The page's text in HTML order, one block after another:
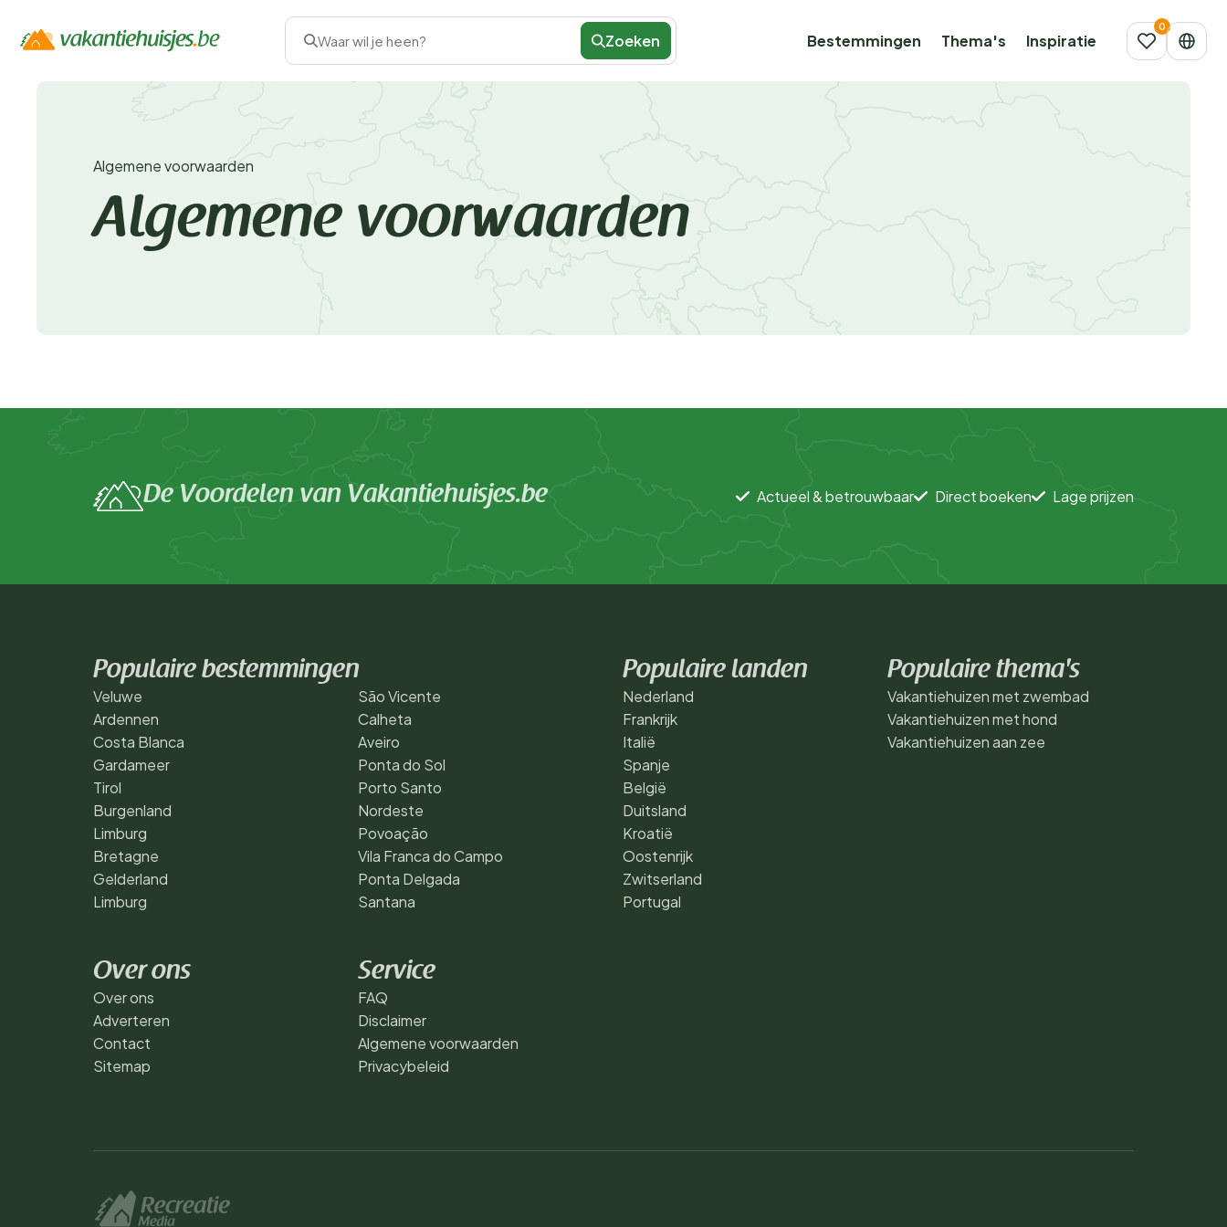
Waar wil je heen? Zoeken Bestemmingen Thema's Inspiratie
Algemene voorwaarden
Algemene voorwaarden
De Voordelen van Vakantiehuisjes.be Actueel & betrouwbaar Direct boeken Lage prijzen
Populaire bestemmingen
Veluwe
Ardennen
Costa Blanca
Gardameer
Tirol
Burgenland
Limburg
Bretagne
Gelderland
Limburg
São Vicente
Calheta
Aveiro
Ponta do Sol
Porto Santo
Nordeste
Povoação
Vila Franca do Campo
Ponta Delgada
Santana
Populaire landen
Nederland
Frankrijk
Italië
Spanje
België
Duitsland
Kroatië
Oostenrijk
Zwitserland
Portugal
Populaire thema's
Vakantiehuizen met zwembad
Vakantiehuizen met hond
Vakantiehuizen aan zee
Over ons
Over ons
Adverteren
Contact
Sitemap
Service
FAQ
Disclaimer
Algemene voorwaarden
Privacybeleid